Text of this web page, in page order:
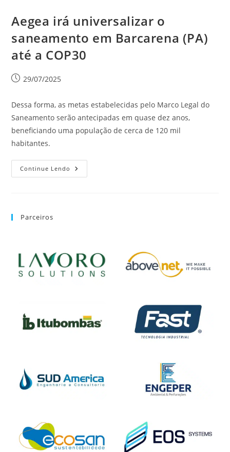
Aegea irá universalizar o
saneamento em Barcarena (PA)
até a COP30
29/07/2025
Dessa forma, as metas estabelecidas pelo Marco Legal do
Saneamento serão antecipadas em quase dez anos,
beneficiando uma população de cerca de 120 mil
habitantes.
Continue Lendo
Parceiros